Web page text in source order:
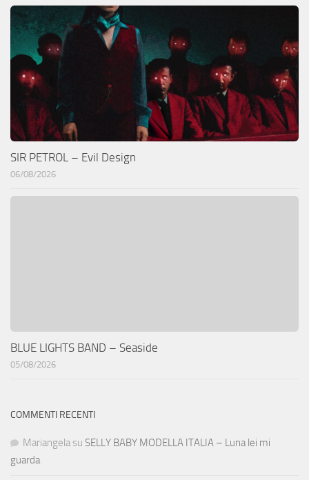
SIR PETROL – Evil Design
06/08/2026
BLUE LIGHTS BAND – Seaside
05/08/2026
COMMENTI RECENTI
Mariangela su SELLY BABY MODELLA ITALIA – Luna lei mi
guarda